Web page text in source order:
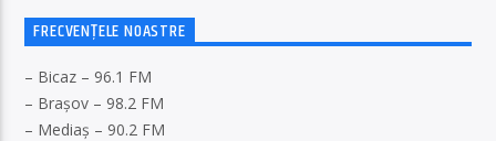
FRECVENȚELE NOASTRE
– Bicaz – 96.1 FM
– Brașov – 98.2 FM
– Mediaș – 90.2 FM